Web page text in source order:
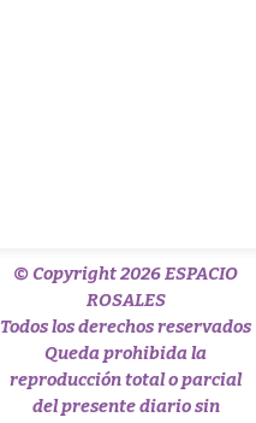
© Copyright 2026 ESPACIO
ROSALES
Todos los derechos reservados
Queda prohibida la
reproducción total o parcial
del presente diario sin